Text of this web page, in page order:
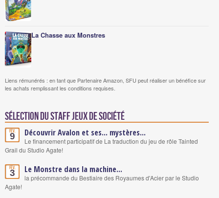
La Chasse aux Monstres
Liens rémunérés : en tant que Partenaire Amazon, SFU peut réaliser un bénéfice sur
les achats remplissant les conditions requises.
Sélection du staff Jeux de société
Fév.
9 Découvrir Avalon et ses... mystères...
Le financement participatif de La traduction du jeu de rôle Tainted
Grail du Studio Agate!
Fév.
3 Le Monstre dans la machine...
la précommande du Bestiaire des Royaumes d'Acier par le Studio
Agate!